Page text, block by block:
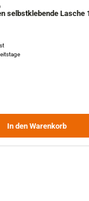
selbstklebende Lasche
In den Warenkorb